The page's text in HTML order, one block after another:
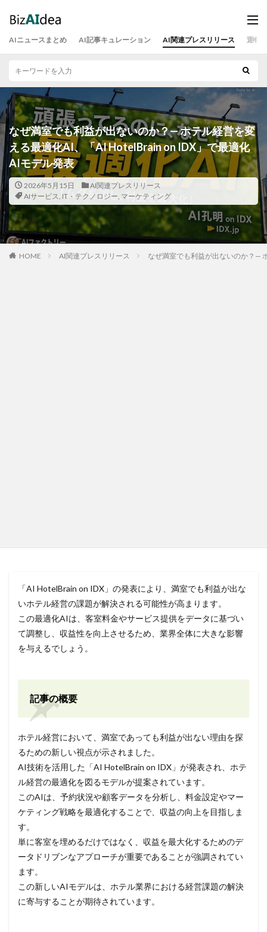
AIニュースまとめ AI記事キュレーション AI関連プレスリリース 運営
なぜ満室でも利益が出ないのか？— ホテル経営を変
える最適化AI、「AI HotelBrain on IDX」で最適化
AIモデル発表
2026年5月15日
AI関連プレスリリース
AIサービス, IT・テクノロジー, マーケティング
HOME AI関連プレスリリース なぜ満室でも利益が出ないのか？—
「AI HotelBrain on IDX」の発表により、満室でも利益が出な
いホテル経営の課題が解決される可能性が高まります。
この最適化AIは、客室料金やサービス提供をデータに基づい
て調整し、収益性を向上させるため、業界全体に大きな影響
を与えるでしょう。
記事の概要
ホテル経営において、満室であっても利益が出ない理由を探
るための新しい視点が示されました。
AI技術を活用した「AI HotelBrain on IDX」が発表され、ホテ
ル経営の最適化を図るモデルが提案されています。
このAIは、予約状況や顧客データを分析し、料金設定やマー
ケティング戦略を最適化することで、収益の向上を目指しま
す。
単に客室を埋めるだけではなく、収益を最大化するためのデ
ータドリブンなアプローチが重要であることが強調されてい
ます。
この新しいAIモデルは、ホテル業界における経営課題の解決
に寄与することが期待されています。